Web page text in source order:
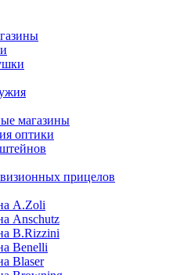
магазины
оптики
прицелов
A.Zoli
Anschutz
B.Rizzini
Benelli
Blaser